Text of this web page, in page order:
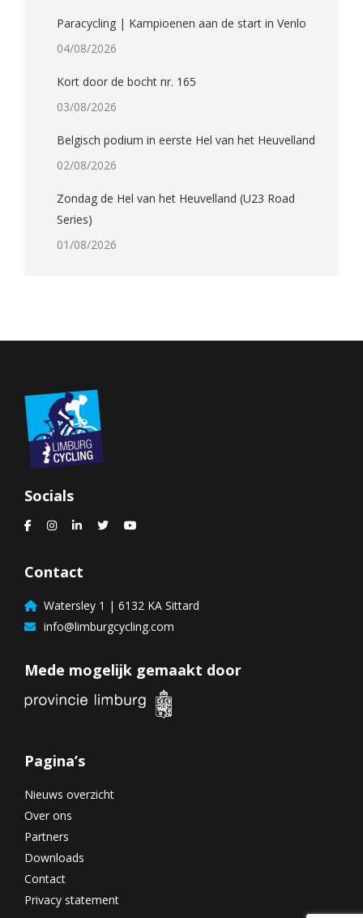
Paracycling | Kampioenen aan de start in Venlo
04/08/2026
Kort door de bocht nr. 165
03/08/2026
Belgisch podium in eerste Hel van het Heuvelland
02/08/2026
Zondag de Hel van het Heuvelland (U23 Road
Series)
01/08/2026
Socials
Contact
Watersley 1 | 6132 KA Sittard
info@limburgcycling.com
Mede mogelijk gemaakt door
Pagina’s
Nieuws overzicht
Over ons
Partners
Downloads
Contact
Privacy statement